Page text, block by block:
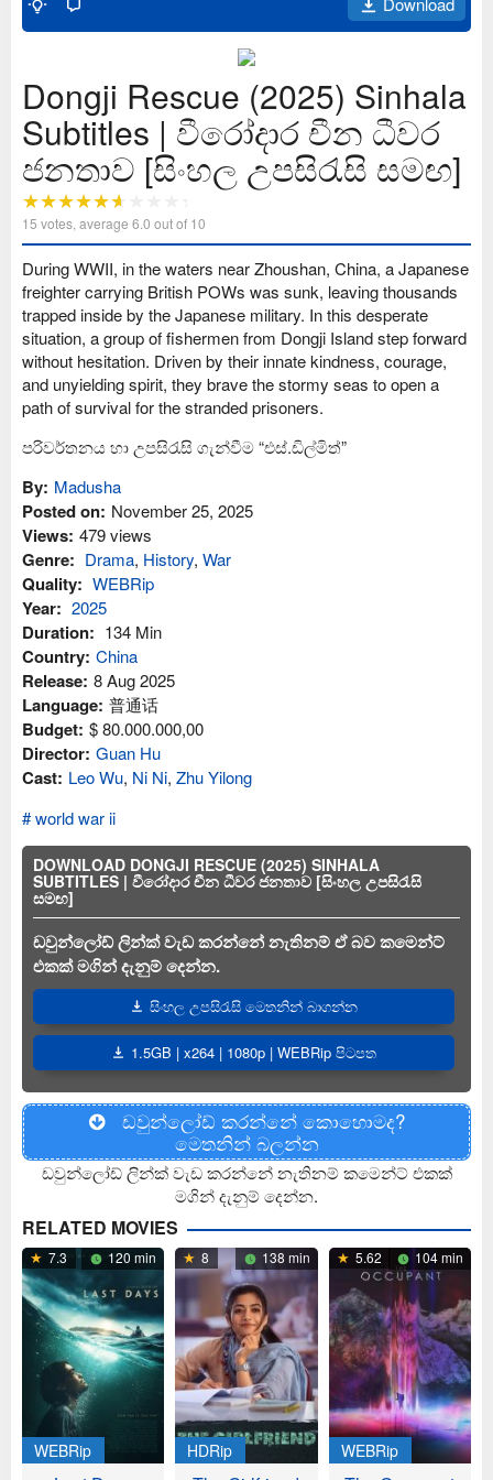
Dongji Rescue (2025) Sinhala
Subtitles | වීරෝදාර චීන ධීවර
ජනතාව [සිංහල උපසිරැසි සමඟ]
15 votes, average 6.0 out of 10
During WWII, in the waters near Zhoushan, China, a Japanese
freighter carrying British POWs was sunk, leaving thousands
trapped inside by the Japanese military. In this desperate
situation, a group of fishermen from Dongji Island step forward
without hesitation. Driven by their innate kindness, courage,
and unyielding spirit, they brave the stormy seas to open a
path of survival for the stranded prisoners.
පරිවර්තනය හා උපසිරැසි ගැන්වීම “එස්.ඩිල්මිත්”
By: Madusha
Posted on: November 25, 2025
Views: 479 views
Genre: Drama, History, War
Quality: WEBRip
Year: 2025
Duration: 134 Min
Country: China
Release: 8 Aug 2025
Language: 普通话
Budget: $ 80.000.000,00
Director: Guan Hu
Cast: Leo Wu, Ni Ni, Zhu Yilong
world war ii
DOWNLOAD DONGJI RESCUE (2025) SINHALA
SUBTITLES | වීරෝදාර චීන ධීවර ජනතාව [සිංහල උපසිරැසි
සමඟ]
ඩවුන්ලෝඩ් ලින්ක් වැඩ කරන්නේ නැතිනම් ඒ බව කමෙන්ට්
එකක් මගින් දැනුම් දෙන්න.
සිංහල උපසිරැසි මෙතනින් බාගන්න
1.5GB | x264 | 1080p | WEBRip පිටපත
ඩවුන්ලෝඩ් කරන්නේ කොහොමද?
මෙතනින් බලන්න
ඩවුන්ලෝඩ් ලින්ක් වැඩ කරන්නේ නැතිනම් කමෙන්ට් එකක්
මගින් දැනුම් දෙන්න.
RELATED MOVIES
7.3 120 min
WEBRip
8 138 min
HDRip
5.62 104 min
WEBRip